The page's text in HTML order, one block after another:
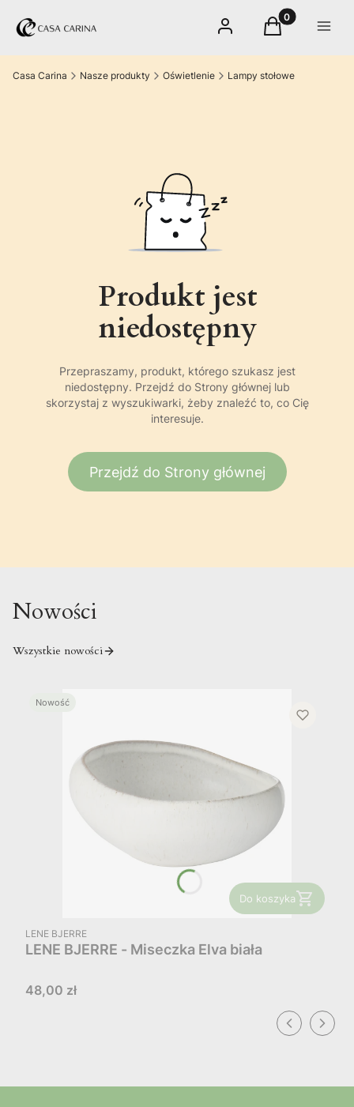
Zaloguj sięProdukty w
Koszyk Menu
Casa Carina Nasze produkty Oświetlenie Lampy stołowe
Produkt jest
niedostępny
Przepraszamy, produkt, którego szukasz jest
niedostępny. Przejdź do Strony głównej lub
skorzystaj z wyszukiwarki, żeby znaleźć to, co Cię
interesuje.
Przejdź do Strony głównej
Nowości
Wszystkie nowości
Nowość
Do koszyka
PRODUCENT
LENE BJERRE
LENE BJERRE - Miseczka Elva biała
Cena
48,00 zł